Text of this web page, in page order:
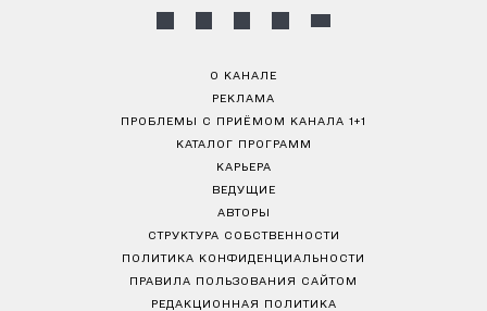
О КАНАЛЕ
РЕКЛАМА
ПРОБЛЕМЫ С ПРИЁМОМ КАНАЛА 1+1
КАТАЛОГ ПРОГРАММ
КАРЬЕРА
ВЕДУЩИЕ
АВТОРЫ
СТРУКТУРА СОБСТВЕННОСТИ
ПОЛИТИКА КОНФИДЕНЦИАЛЬНОСТИ
ПРАВИЛА ПОЛЬЗОВАНИЯ САЙТОМ
РЕДАКЦИОННАЯ ПОЛИТИКА